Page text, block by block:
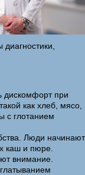
дискомфорт при
как хлеб, мясо,
с глотанием
Люди начинают
каш и пюре.
внимание.